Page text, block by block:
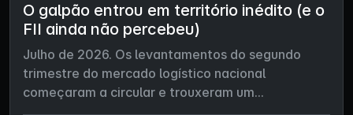
O galpão entrou em território inédito (e o
FII ainda não percebeu)
Julho de 2026. Os levantamentos do segundo
trimestre do mercado logístico nacional
começaram a circular e trouxeram um...